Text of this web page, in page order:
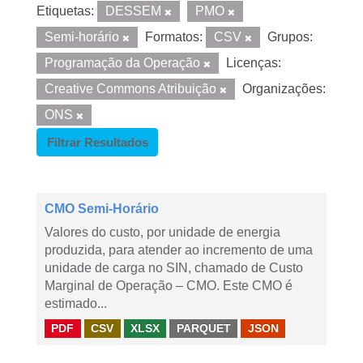
Etiquetas: DESSEM
PMO
Semi-horário
Formatos: CSV
Grupos:
Programação da Operação
Licenças:
Creative Commons Atribuição
Organizações:
ONS
Filtrar Resultados
CMO Semi-Horário
Valores do custo, por unidade de energia
produzida, para atender ao incremento de uma
unidade de carga no SIN, chamado de Custo
Marginal de Operação – CMO. Este CMO é
estimado...
PDF CSV XLSX PARQUET JSON